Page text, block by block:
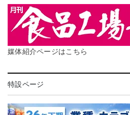
媒体紹介ページはこちら
特設ページ